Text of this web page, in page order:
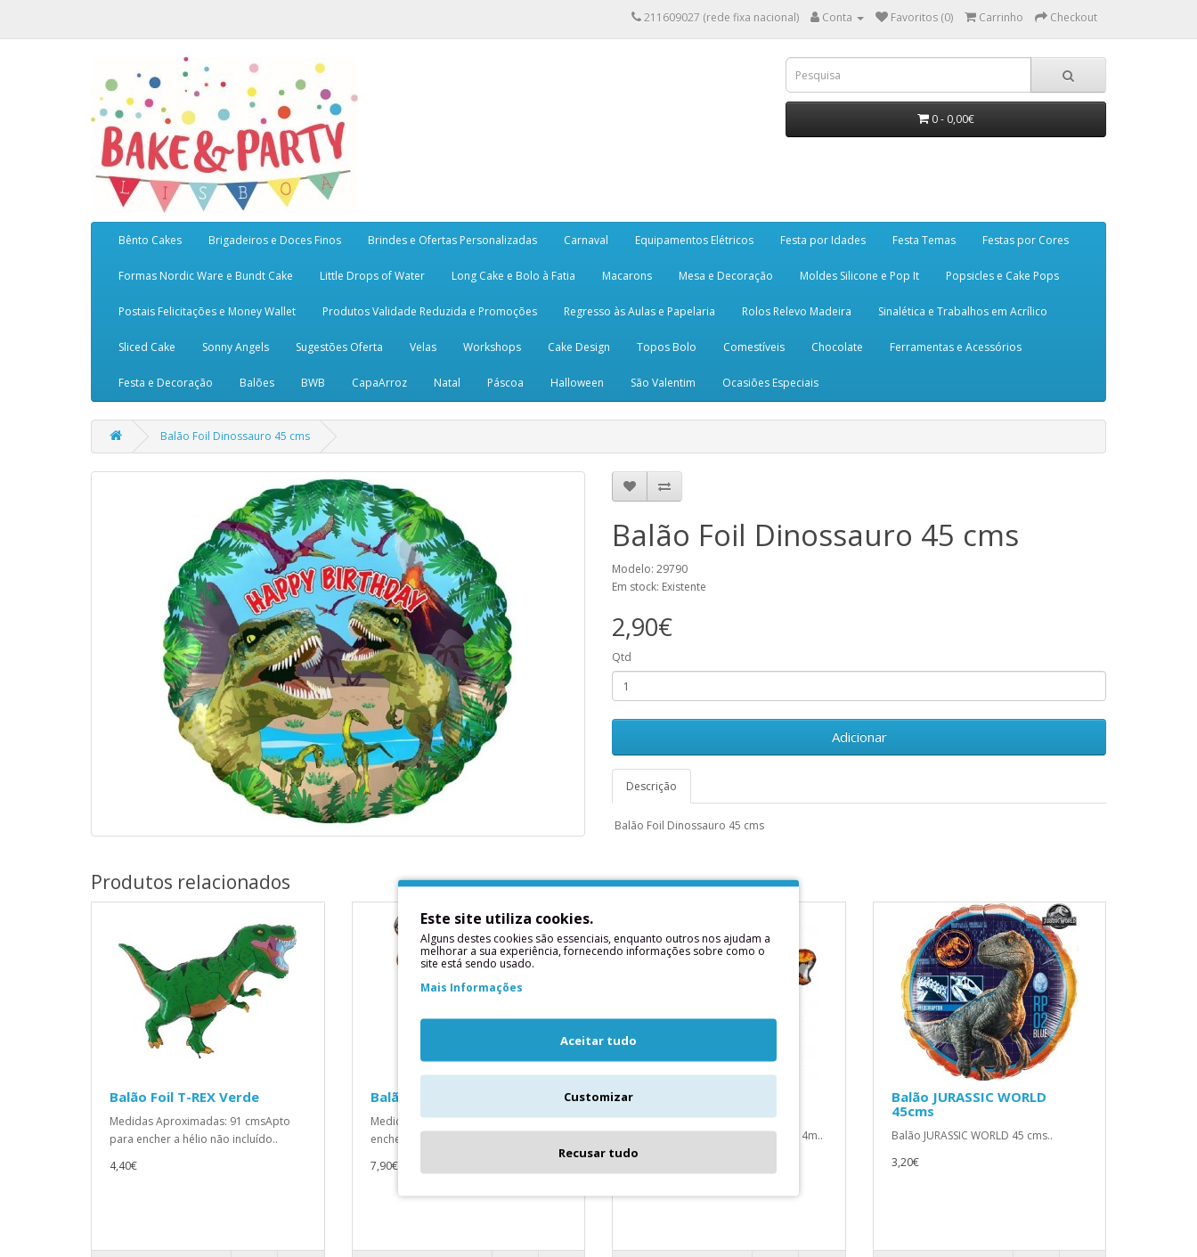
211609027 (rede fixa nacional) Conta Favoritos (0) Carrinho Checkout
0 - 0,00€
Bênto Cakes Brigadeiros e Doces Finos Brindes e Ofertas Personalizadas Carnaval Equipamentos Elétricos Festa por Idades Festa Temas Festas por Cores
Formas Nordic Ware e Bundt Cake Little Drops of Water Long Cake e Bolo à Fatia Macarons Mesa e Decoração Moldes Silicone e Pop It Popsicles e Cake Pops
Postais Felicitações e Money Wallet Produtos Validade Reduzida e Promoções Regresso às Aulas e Papelaria Rolos Relevo Madeira Sinalética e Trabalhos em Acrílico
Sliced Cake Sonny Angels Sugestões Oferta Velas Workshops Cake Design Topos Bolo Comestíveis Chocolate Ferramentas e Acessórios
Festa e Decoração Balões BWB CapaArroz Natal Páscoa Halloween São Valentim Ocasiões Especiais
Balão Foil Dinossauro 45 cms
Balão Foil Dinossauro 45 cms
Modelo: 29790
Em stock: Existente
2,90€
Qtd
Adicionar
Descrição
Balão Foil Dinossauro 45 cms
Produtos relacionados
Balão Foil T-REX Verde
Medidas Aproximadas: 91 cmsApto
para encher a hélio não incluído..
4,40€
Balão Jurassic World
Medidas Aproximadas: Apto para
encher a hélio não incluído..
7,90€
Balão Jurassic World
Balão Jurassic World Dinosaur 1.14m..
10,40€
Balão JURASSIC WORLD
45cms
Balão JURASSIC WORLD 45 cms..
3,20€
Este site utiliza cookies.
Alguns destes cookies são essenciais, enquanto outros nos ajudam a
melhorar a sua experiência, fornecendo informações sobre como o
site está sendo usado.
Mais Informações
Aceitar tudo
Customizar
Recusar tudo